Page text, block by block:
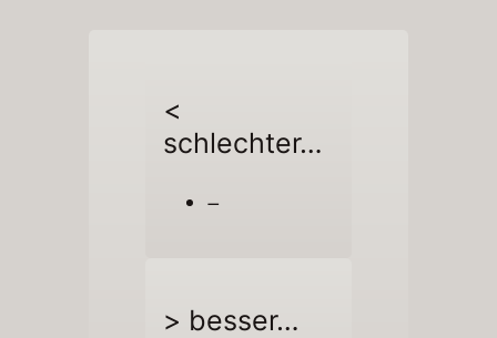
<
schlechter…
–
> besser…